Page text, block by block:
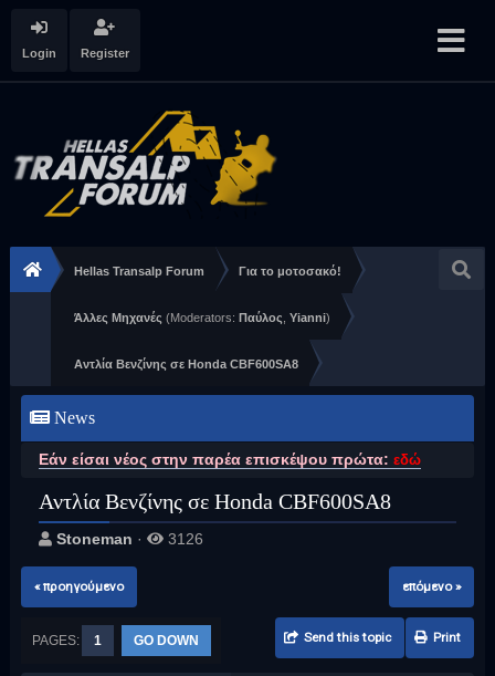
Login Register
Hellas Transalp Forum Για το μοτοσακό!
Άλλες Μηχανές (Moderators:Παύλος ,Yianni)
Αντλία Βενζίνης σε Honda CBF600SA8
News
Εάν είσαι νέος στην παρέα επισκέψου πρώτα: εδώ
Αντλία Βενζίνης σε Honda CBF600SA8
Stoneman · 3126
« προηγούμενο επόμενο »
Send this topic Print
PAGES: 1 GO DOWN